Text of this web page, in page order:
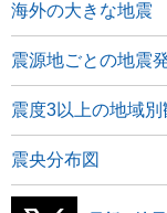
海外の大きな地震
震源地ごとの地震
震度3以上の地域別
震央分布図